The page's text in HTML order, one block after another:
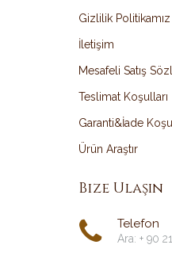
Gizlilik Politikamız
İletişim
Mesafeli Satış
Teslimat Koşulları
Garanti&İade
Ürün Araştır
Bize Ulaşın
Telefon
Ara: + 90